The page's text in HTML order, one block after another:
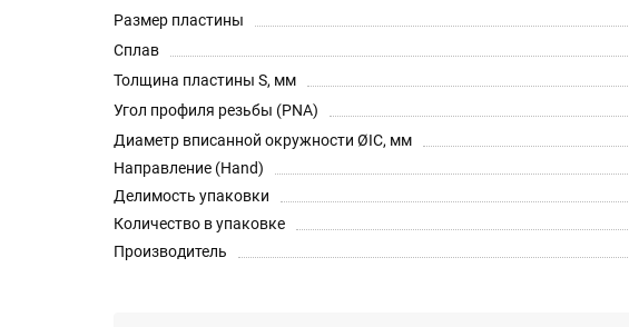
Размер пластины
Сплав
Толщина пластины S, мм
Угол профиля резьбы (PNA)
Диаметр вписанной окружности ØIC, мм
Направление (Hand)
Делимость упаковки
Количество в упаковке
Производитель